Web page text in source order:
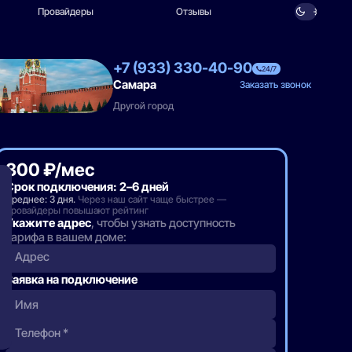
Провайдеры Отзывы
+7 (933) 330-40-90 24/7
Самара
Заказать звонок
Другой город
800 ₽/мес
Срок подключения: 2–6 дней
Среднее: 3 дня. Через наш сайт чаще быстрее —
провайдеры повышают рейтинг
Укажите адрес, чтобы узнать доступность
тарифа в вашем доме:
Адрес
Заявка на подключение